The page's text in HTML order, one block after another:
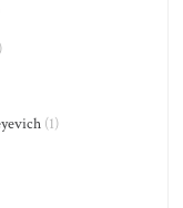
(1)